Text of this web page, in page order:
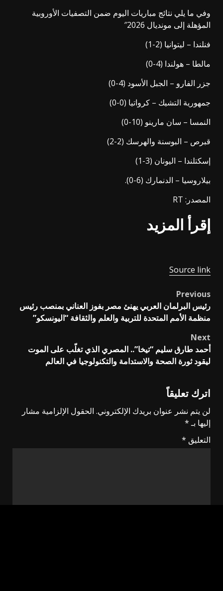
وفي ما يلي نتائج مباريات اليوم ضمن التصفيات الأوروبية
المؤهلة إلى مونديال 2026″
فنلندا – ليتوانيا (2-1)
مالطا – هولندا (4-0)
جزر الفارو – الجبل الأسود (4-0)
جمهورية التشيك – كرواتيا (0-0)
النمسا – سان مارينو (10-0)
قبرص – البوسنة والهرسك (2-2)
إسكتلندا – اليونان (3-1)
بيلاروسيا – الدنمارك (6-0).
المصدر: RT
إقرأ المزيد
Source link
Post
navigation
Previous
رئيس البرلمان العربي يهنئ مصر بفوز العناني بمنصب رئيس
منظمة الأمم المتحدة للتربية والعلم والثقافة “اليونسكو”
Next
أحمد طارق سليم “تيخا”.. المصري الذي تغلّب على الموت
ليقود ثورة الصحة والاستدامة والتكنولوجيا في العالم
اترك تعليقاً
لن يتم نشر عنوان بريدك الإلكتروني. الحقول الإلزامية مشار
إليها بـ*
التعليق *